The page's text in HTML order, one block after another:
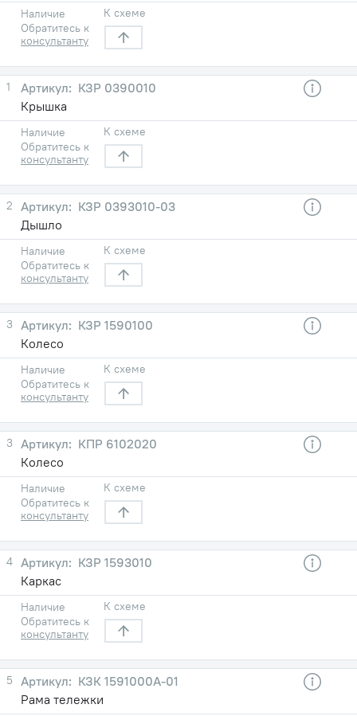
Наличие
Обратитесь к
консультанту
К схеме
1
КЗР 0390010
Крышка
Наличие
Обратитесь к
консультанту
К схеме
2
КЗР 0393010-03
Дышло
Наличие
Обратитесь к
консультанту
К схеме
3
КЗР 1590100
Колесо
Наличие
Обратитесь к
консультанту
К схеме
3
КПР 6102020
Колесо
Наличие
Обратитесь к
консультанту
К схеме
4
КЗР 1593010
Каркас
Наличие
Обратитесь к
консультанту
К схеме
5
КЗК 1591000А-01
Рама тележки